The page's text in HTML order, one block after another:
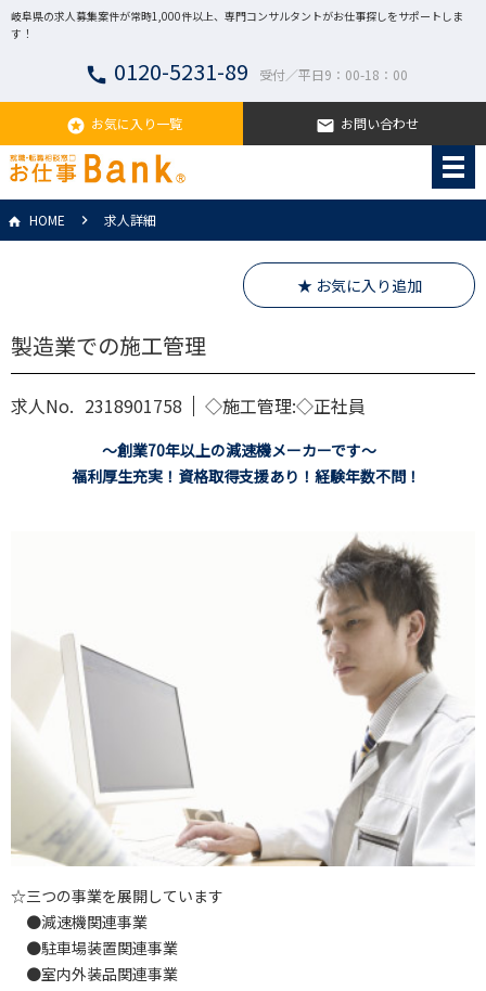
岐阜県の求人募集案件が常時1,000件以上、専門コンサルタントがお仕事探しをサポートしま
す！
call 0120-5231-89 受付／平日9：00-18：00
stars お気に入り一覧 email お問い合わせ
HOME 求人詳細
★ お気に入り追加
製造業での施工管理
求人No. 2318901758 ◇施工管理:◇正社員
～創業70年以上の減速機メーカーです～
福利厚生充実！資格取得支援あり！経験年数不問！
☆三つの事業を展開しています
●減速機関連事業
●駐車場装置関連事業
●室内外装品関連事業